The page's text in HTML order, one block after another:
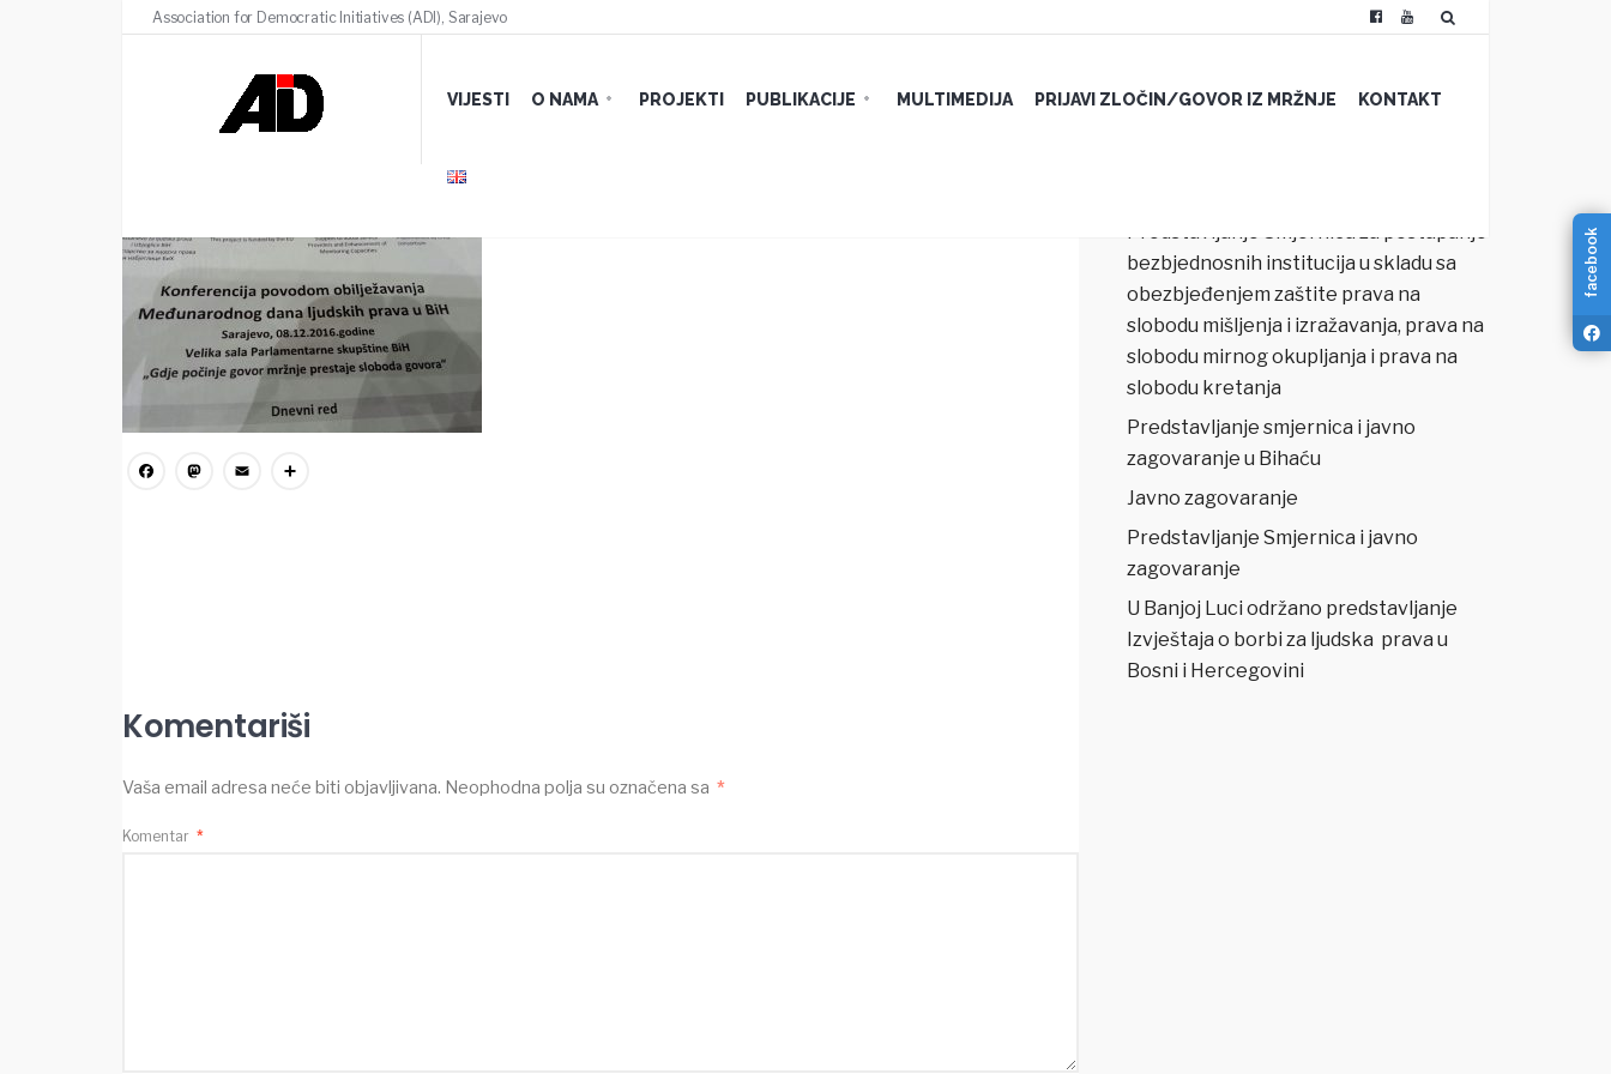
Association for Democratic Initiatives (ADI), Sarajevo
VIJESTI O NAMA PROJEKTI PUBLIKACIJE MULTIMEDIJA PRIJAVI ZLOČIN/GOVOR IZ MRŽNJE KONTAKT
IMG_3912
19 MARTA, 2020 / COMMENTS (0)
Facebook
Mastodon
Email
Komentariši
Vaša email adresa neće biti objavljivana. Neophodna polja su označena sa *
Komentar *
Predstavljanje Smjernica za postupanje
bezbjednosnih institucija u skladu sa
obezbjeđenjem zaštite prava na
slobodu mišljenja i izražavanja, prava na
slobodu mirnog okupljanja i prava na
slobodu kretanja
Predstavljanje smjernica i javno
zagovaranje u Bihaću
Javno zagovaranje
Predstavljanje Smjernica i javno
zagovaranje
U Banjoj Luci održano predstavljanje
Izvještaja o borbi za ljudska prava u
Bosni i Hercegovini
facebook